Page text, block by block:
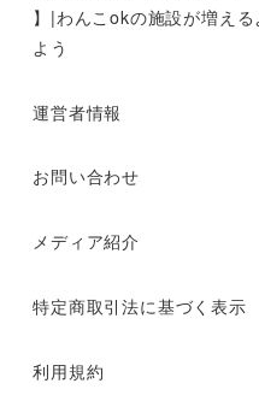
】|わんこokの施設が増え
よう
運営者情報
お問い合わせ
メディア紹介
特定商取引法に基づく表示
利用規約